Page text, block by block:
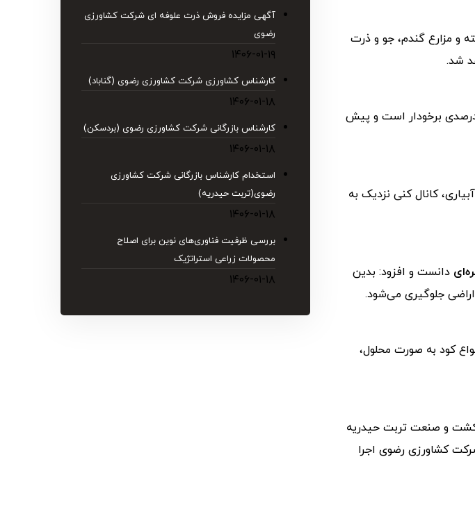
و مزارع گندم، جو و ذرت
شد.
داد: این پروژه از اردیبهشت ماه ۱۴۰۲ آغاز شده و در حال حاضر از پیشرفت ۴۰ درصدی برخودار است و پیش
علاوه‌بر اجرای حدود ۴۰۰۰ متر لوله اصلی آبیاری، کانال کنی نزدیک به
دانست و افزود: بدین
جلوگیری می‌شود.
کود به صورت محلول،
میلیارد ریال عنوان کرد و گفت: طرح آبیاری ۷۷ هکتاری کشت و صنعت تربت حیدریه
کشاورزی رضوی اجرا
آگهی مزایده فروش ذرت علوفه ای شرکت کشاورزی
رضوی
۱۴۰۶-۰۱-۱۹
کارشناس کشاورزی شرکت کشاورزی رضوی (گناباد)
۱۴۰۶-۰۱-۱۸
کارشناس بازرگانی شرکت کشاورزی رضوی (بردسکن)
۱۴۰۶-۰۱-۱۸
استخدام کارشناس بازرگانی شرکت کشاورزی
رضوی(تربت حیدریه)
۱۴۰۶-۰۱-۱۸
بررسی ظرفیت فناوری‌های نوین برای اصلاح
محصولات زراعی استراتژیک
۱۴۰۶-۰۱-۱۸